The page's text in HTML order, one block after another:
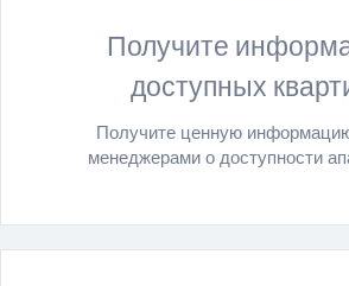
Получите
доступных
Получите ценную
менеджерами о доступности